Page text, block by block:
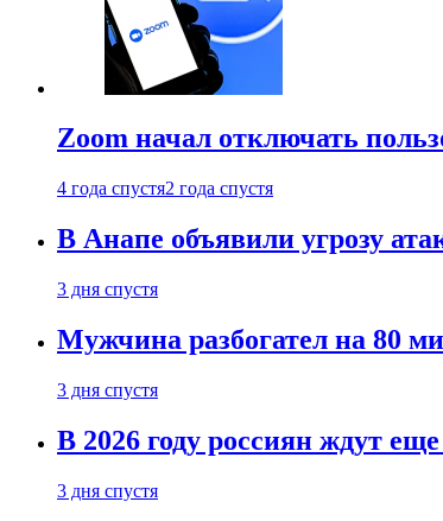
Zoom начал отключать
4 года спустя2 года спустя
В Анапе объявили угрозу
3 дня спустя
Мужчина разбогател на 80
3 дня спустя
В 2026 году россиян ждут
3 дня спустя